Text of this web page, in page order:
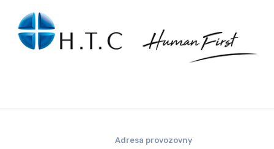
Adresa provozovny